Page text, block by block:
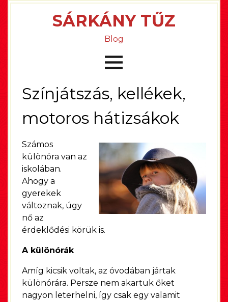
SÁRKÁNY TŰZ
Blog
Színjátszás, kellékek,
motoros hátizsákok
Számos
különóra van az
iskolában.
Ahogy a
gyerekek
változnak, úgy
nő az
érdeklődési körük is.
A különórák
Amíg kicsik voltak, az óvodában jártak
különórára. Persze nem akartuk őket
nagyon leterhelni, így csak egy valamit